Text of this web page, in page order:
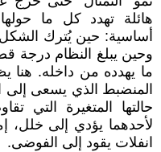
هائلة تهدد كل ما
أساسية: حين يُترك
وحين يبلغ النظام درجة
ما يهدده من داخله. هنا
المنضبط الذي يسعى إلى
حالتها المتغيرة التي
لأحدهما يؤدي إلى خلل،
انفلات يقود إلى الفوضى.